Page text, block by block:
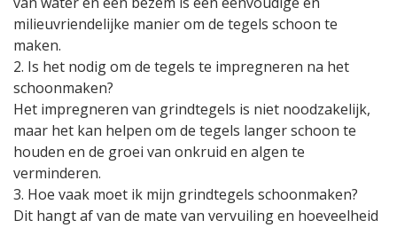
milieuvriendelijke manier om de tegels schoon te
maken.
2. Is het nodig om de tegels te impregneren na het
schoonmaken?
Het impregneren van grindtegels is niet noodzakelijk,
maar het kan helpen om de tegels langer schoon te
houden en de groei van onkruid en algen te
verminderen.
3. Hoe vaak moet ik mijn grindtegels schoonmaken?
Dit hangt af van de mate van vervuiling en hoeveelheid